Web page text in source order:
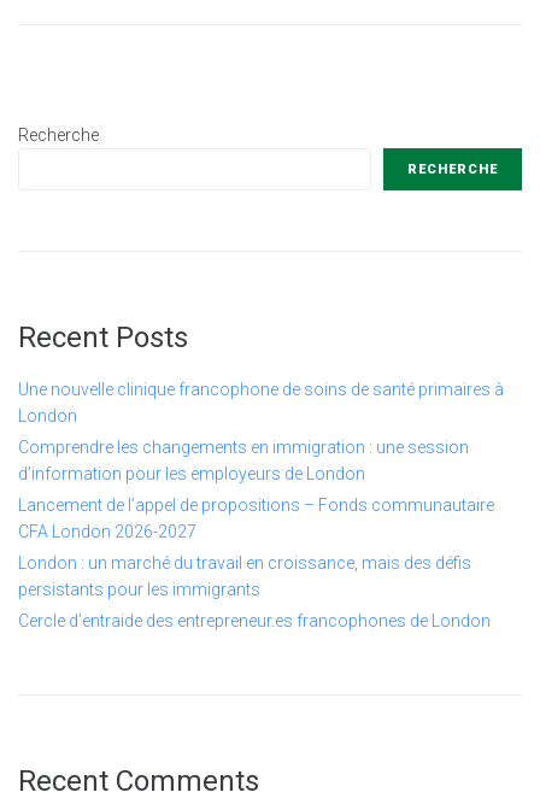
Recherche
RECHERCHE
Recent Posts
Une nouvelle clinique francophone de soins de santé primaires à
London
Comprendre les changements en immigration : une session
d’information pour les employeurs de London
Lancement de l’appel de propositions – Fonds communautaire
CFA London 2026-2027
London : un marché du travail en croissance, mais des défis
persistants pour les immigrants
Cercle d’entraide des entrepreneur.es francophones de London
Recent Comments